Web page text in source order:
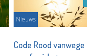
Nieuws
Code Rood